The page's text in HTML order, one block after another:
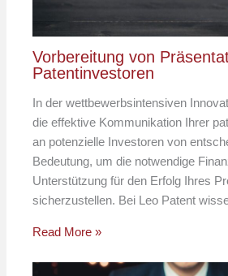
Vorbereitung von
Patentinvestoren
In der wettbewerbsintensiven
die effektive Kommunikation Ihrer
an potenzielle Investoren von
Bedeutung, um die notwendige
Unterstützung für den Erfolg Ihres
sicherzustellen. Bei Leo Patent
Read More »